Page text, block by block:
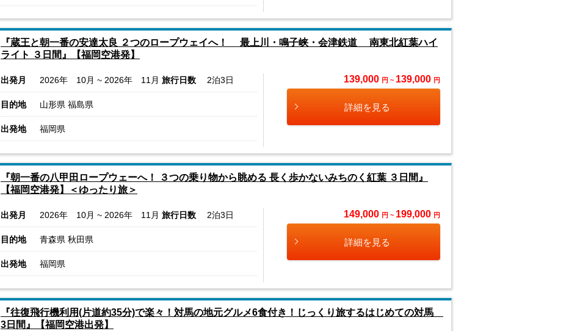
『蔵王と朝一番の安達太良 ２つのロープウェイへ！ 最上川・鳴子峡・会津鉄道 南東北紅葉ハイ
ライト ３日間』【福岡空港発】
出発月 2026年 10月 ~ 2026年 11月 旅行日数 2泊3日
目的地 山形県 福島県
出発地 福岡県
139,000 円 ~ 139,000 円
詳細を見る
『朝一番の八甲田ロープウェーへ！ ３つの乗り物から眺める 長く歩かないみちのく紅葉 ３日間』
【福岡空港発】＜ゆったり旅＞
出発月 2026年 10月 ~ 2026年 11月 旅行日数 2泊3日
目的地 青森県 秋田県
出発地 福岡県
149,000 円 ~ 199,000 円
詳細を見る
『往復飛行機利用(片道約35分)で楽々！対馬の地元グルメ6食付き！じっくり旅するはじめての対馬
3日間』【福岡空港出発】